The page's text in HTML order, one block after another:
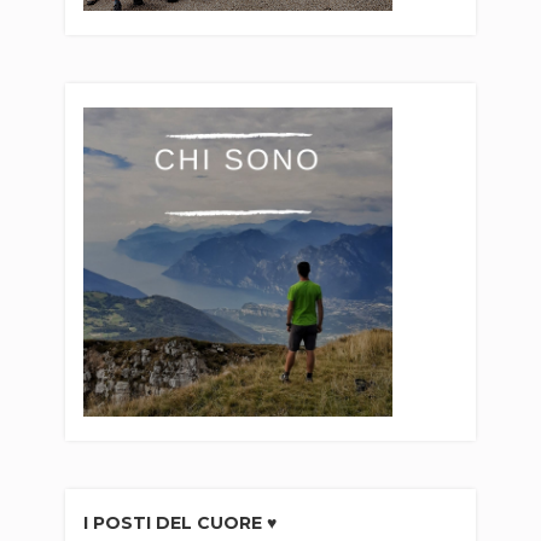
I POSTI DEL CUORE ♥